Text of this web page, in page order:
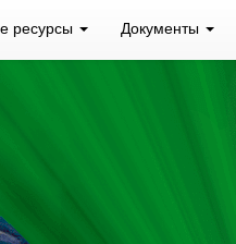
ресурсы Документы